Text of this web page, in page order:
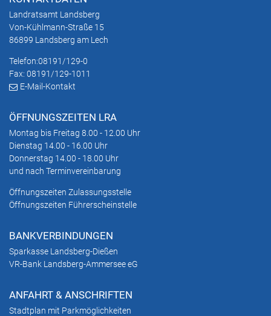
Landratsamt Landsberg
Von-Kühlmann-Straße 15
86899 Landsberg am Lech
Telefon:08191/129-0
Fax: 08191/129-1011
E-Mail-Kontakt
ÖFFNUNGSZEITEN LRA
Montag bis Freitag 8.00 - 12.00 Uhr
Dienstag 14.00 - 16.00 Uhr
Donnerstag 14.00 - 18.00 Uhr
und nach Terminvereinbarung
Öffnungszeiten Zulassungsstelle
Öffnungszeiten Führerscheinstelle
BANKVERBINDUNGEN
Sparkasse Landsberg-Dießen
VR-Bank Landsberg-Ammersee eG
ANFAHRT & ANSCHRIFTEN
Stadtplan mit Parkmöglichkeiten